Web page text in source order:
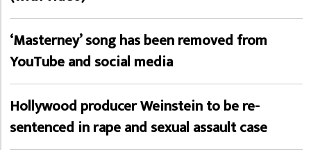
‘Masterney’ song has been removed from
YouTube and social media
Hollywood producer Weinstein to be re-
sentenced in rape and sexual assault case